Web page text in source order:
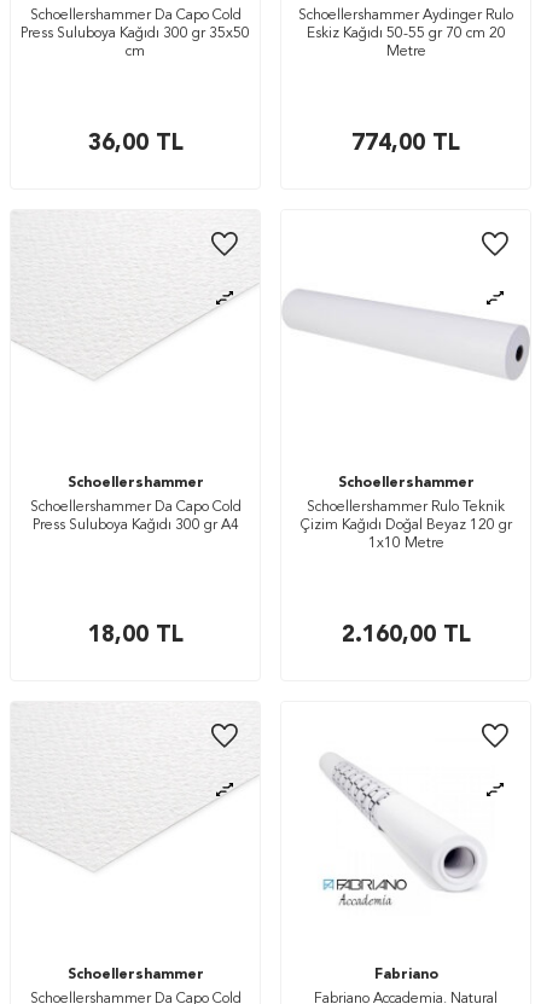
Schoellershammer Da Capo Cold
Press Suluboya Kağıdı 300 gr 35x50
cm
36,00TL
Schoellershammer Aydinger Rulo
Eskiz Kağıdı 50-55 gr 70 cm 20
Metre
774,00 TL
Schoellershammer
Schoellershammer Da Capo Cold
Press Suluboya Kağıdı 300 gr A4
18,00TL
Schoellershammer
Schoellershammer Rulo Teknik
Çizim Kağıdı Doğal Beyaz 120 gr
1x10 Metre
2.160,00TL
Schoellershammer
Schoellershammer Da Capo Cold
Fabriano
Fabriano Accademia. Natural